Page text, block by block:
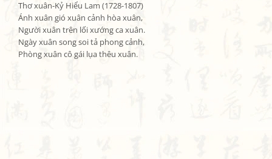
Thơ xuân-Kỷ Hiểu Lam (1728-1807)
Ánh xuân gió xuân cảnh hòa xuân,
Người xuân trên lối xướng ca xuân.
Ngày xuân song soi tả phong cảnh,
Phòng xuân cô gái lụa thêu xuân.